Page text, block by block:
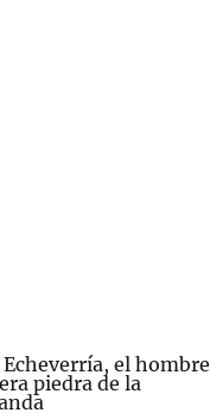
el hombre
piedra de la